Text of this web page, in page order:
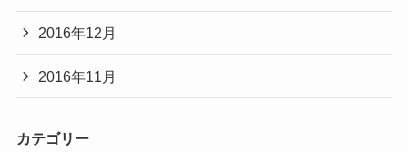
2016年12月
2016年11月
カテゴリー